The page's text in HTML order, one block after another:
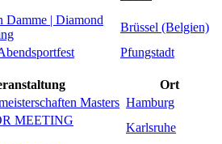
Damme | Diamond
Brüssel (Belgien)
Pfungstadt
Ort
Masters Hamburg
MEETING
Karlsruhe